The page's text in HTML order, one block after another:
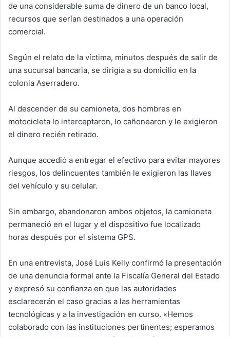
de una considerable suma de dinero de un banco local,
recursos que serían destinados a una operación
comercial.
Según el relato de la víctima, minutos después de salir de
una sucursal bancaria, se dirigía a su domicilio en la
colonia Aserradero.
Al descender de su camioneta, dos hombres en
motocicleta lo interceptaron, lo cañonearon y le exigieron
el dinero recién retirado.
Aunque accedió a entregar el efectivo para evitar mayores
riesgos, los delincuentes también le exigieron las llaves
del vehículo y su celular.
Sin embargo, abandonaron ambos objetos, la camioneta
permaneció en el lugar y el dispositivo fue localizado
horas después por el sistema GPS.
En una entrevista, José Luis Kelly confirmó la presentación
de una denuncia formal ante la Fiscalía General del Estado
y expresó su confianza en que las autoridades
esclarecerán el caso gracias a las herramientas
tecnológicas y a la investigación en curso. «Hemos
colaborado con las instituciones pertinentes; esperamos